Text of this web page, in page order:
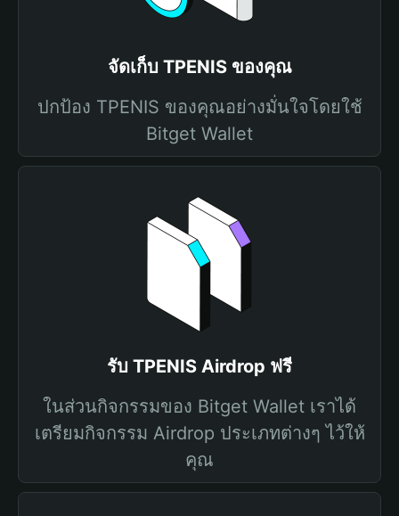
จัดเก็บ TPENIS ของคุณ
ปกป้อง TPENIS ของคุณอย่างมั่นใจโดยใช้
Bitget Wallet
รับ TPENIS Airdrop ฟรี
ในส่วนกิจกรรมของ Bitget Wallet เราได้
เตรียมกิจกรรม Airdrop ประเภทต่างๆ ไว้ให้
คุณ